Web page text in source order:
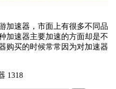
加速器，市面上有很多不同品
加速器主要加速的方面却是不
购买的时候常常因为对加速器
1318